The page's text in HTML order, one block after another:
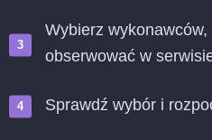
Wybierz
obserwować w
Sprawdź wybór i